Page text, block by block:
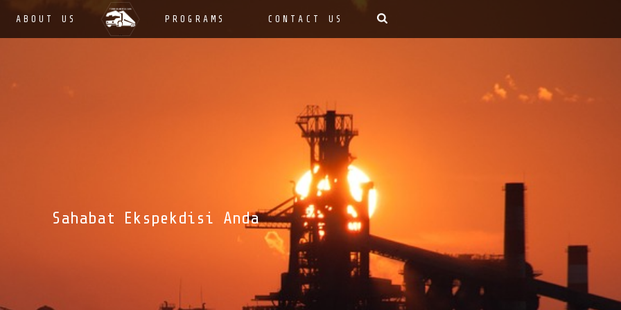
ABOUT US PROGRAMS CONTACT US
Sahabat Ekspekdisi Anda